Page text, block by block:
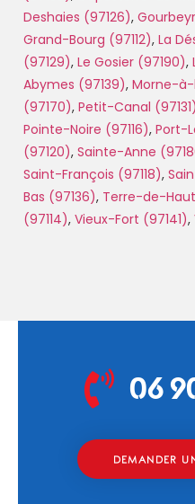
Deshaies (97126),
Grand-Bourg (97112), La
(97129), Le Gosier (97190),
Abymes (97139), Morne-à-
(97170), Petit-Canal (97131)
Pointe-Noire (97116), Port-
(97120), Sainte-Anne
Saint-François (97118),
Bas (97136), Terre-de-
(97114), Vieux-Fort (97141),
06
DEMANDER